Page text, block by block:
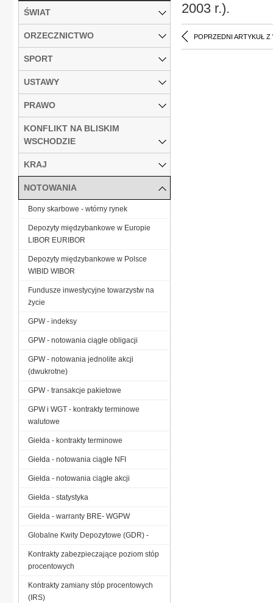
2003 r.).
POPRZEDNI ARTYKUŁ Z
ŚWIAT
ORZECZNICTWO
SPORT
USTAWY
PRAWO
KONFLIKT NA BLISKIM
WSCHODZIE
KRAJ
NOTOWANIA
Bony skarbowe - wtórny rynek
Depozyty międzybankowe w Europie
LIBOR EURIBOR
Depozyty międzybankowe w Polsce
WIBID WIBOR
Fundusze inwestycyjne towarzystw na
życie
GPW - indeksy
GPW - notowania ciągłe obligacji
GPW - notowania jednolite akcji
(dwukrotne)
GPW - transakcje pakietowe
GPW i WGT - kontrakty terminowe
walutowe
Giełda - kontrakty terminowe
Giełda - notowania ciągłe NFI
Giełda - notowania ciągłe akcji
Giełda - statystyka
Giełda - warranty BRE- WGPW
Globalne Kwity Depozytowe (GDR) -
Kontrakty zabezpieczające poziom stóp
procentowych
Kontrakty zamiany stóp procentowych
(IRS)